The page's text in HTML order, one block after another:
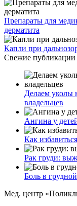
Препараты для
дерматита
Капли при
Свежие публикации
Делаем уколы
владельцев
Ангина у
Как
Рак груди:
Боль в
Мед. центр